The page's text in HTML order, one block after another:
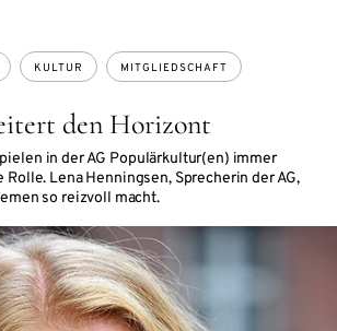
den Horizont
in der AG Populärkultur(en) immer
Lena Henningsen, Sprecherin der AG,
so reizvoll macht.
KULTUR MITGLIEDSCHAFT